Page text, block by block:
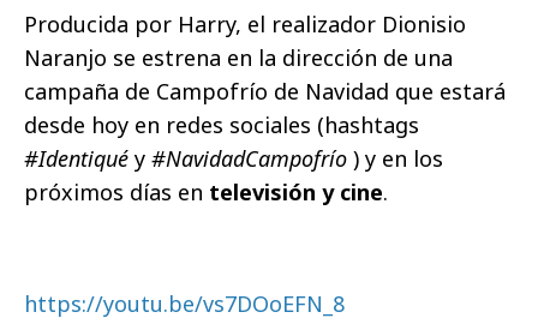
Producida por Harry, el realizador Dionisio
Naranjo se estrena en la dirección de una
campaña de Campofrío de Navidad que estará
desde hoy en redes sociales (hashtags
#Identiqué y #NavidadCampofrío ) y en los
próximos días en televisión y cine.
https://youtu.be/vs7DOoEFN_8